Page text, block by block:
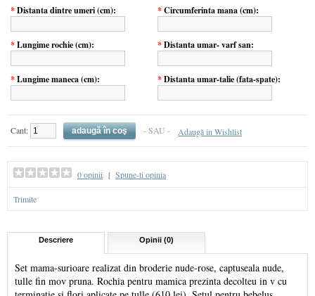
*Distanta dintre umeri (cm): *Circumferinta mana (cm):
*Lungime rochie (cm): *Distanta umar- varf san:
*Lungime maneca (cm): *Distanta umar-talie (fata-spate):
Cant: - SAU - Adaugă in Wishlist
0 opinii | Spune-ti opinia
Trimite
Descriere Opinii (0)
Set mama-surioare realizat din broderie nude-rose, captuseala nude,
tulle fin mov pruna. Rochia pentru mamica prezinta decolteu in v cu